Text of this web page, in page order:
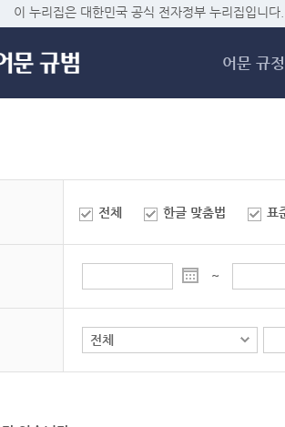
메
이 누리집은 대한민국 공식 전자정부 누리집입니다.
어문 규정
전체 한글 맞춤법 표
~